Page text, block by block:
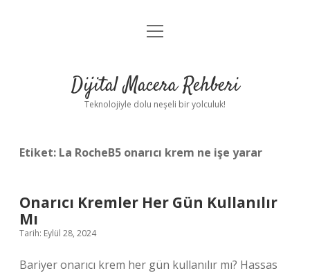
Anasayfa
Yasal Uyarı
menüyü
Dijital Macera Rehberi
Teknolojiyle dolu neşeli bir yolculuk!
Etiket: La RocheB5 onarıcı krem ne işe yarar
Onarıcı Kremler Her Gün Kullanılır
Mı
Tarih: Eylül 28, 2024
Bariyer onarıcı krem her gün kullanılır mı? Hassas